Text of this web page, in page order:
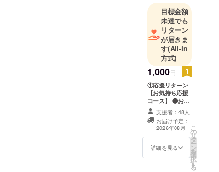
た植物性の
廃食用油の
リサイクル
燃料を使用
し、省エネ
ルギーに貢
献していま
す。（現在
は軽油で運
行中）現在3
ルート運行
中（駒沢公
園ルート、
八雲ルー
ト、産業能
目標金額
未達でも
リターン
が届きま
す(All-in
方式)
1,000円
①応援リターン
【お気持ち応援
コース】 ❶お礼
メール ご支援い
ただいた皆さま
へお礼のメール
をお送りいたし
ます。 ※ニック
ネームご希望の
支援者：48人
お届け予定：
2026年08月
詳細を見る
こ
の
リ
タ
ー
ン
を
選
択
す
る